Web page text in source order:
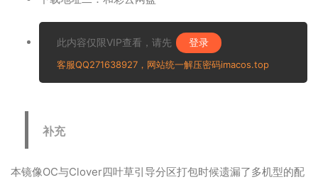
此内容仅限VIP查看，请先 登录
客服QQ271638927，网站统一解压密码imacos.top
补充
本镜像OC与Clover四叶草引导分区打包时候遗漏了多机型的配